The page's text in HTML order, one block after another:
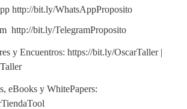
http://bit.ly/WhatsAppProposito
http://bit.ly/TelegramProposito
y Encuentros: https://bit.ly/OscarTaller |
eBooks y WhitePapers: